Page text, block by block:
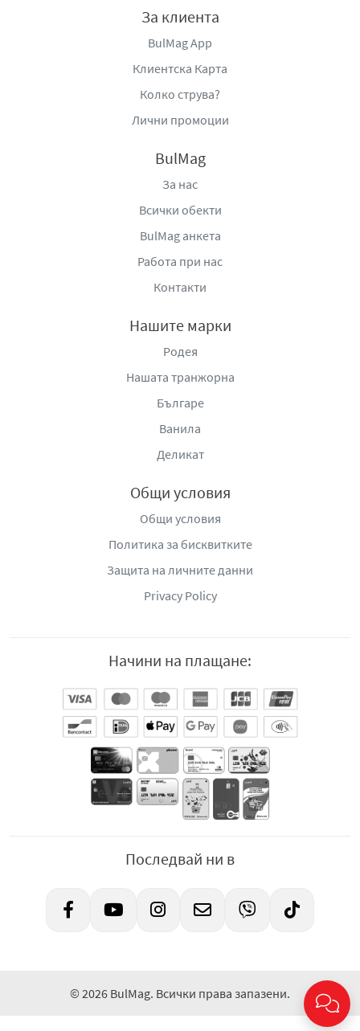
За клиента
BulMag App
Клиентска Карта
Колко струва?
Лични промоции
BulMag
За нас
Всички обекти
BulMag анкета
Работа при нас
Контакти
Нашите марки
Родея
Нашата транжорна
Българе
Ванила
Деликат
Общи условия
Общи условия
Политика за бисквитките
Защита на личните данни
Privacy Policy
Начини на плащане:
Последвай ни в
© 2026 BulMag. Всички права запазени.